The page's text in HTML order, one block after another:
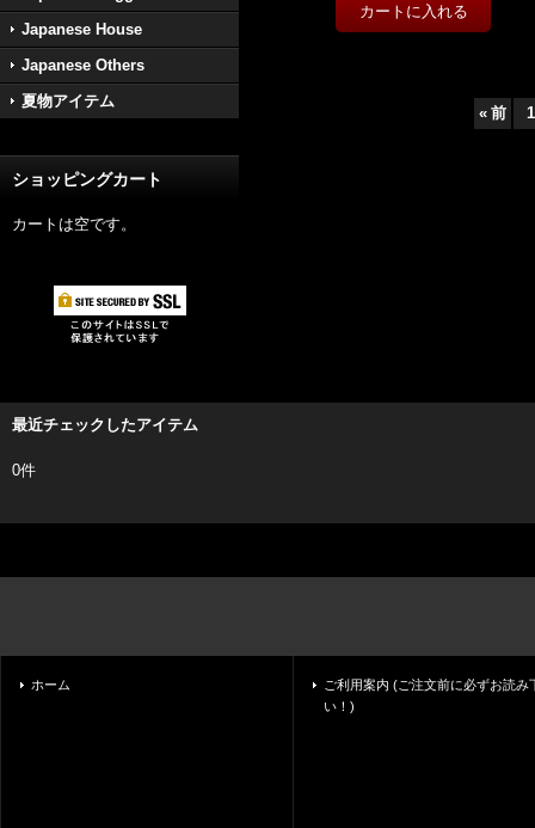
Japanese House
Japanese Others
夏物アイテム
ショッピングカート
カートは空です。
« 前 1
最近チェックしたアイテム
0件
ホーム
ご利用案内 (ご注文前に必ずお読み
い！)